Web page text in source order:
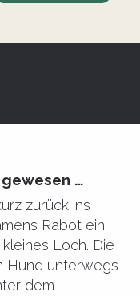
…
zurück ins
Rabot ein
Loch. Die
Hund unterwegs
dem